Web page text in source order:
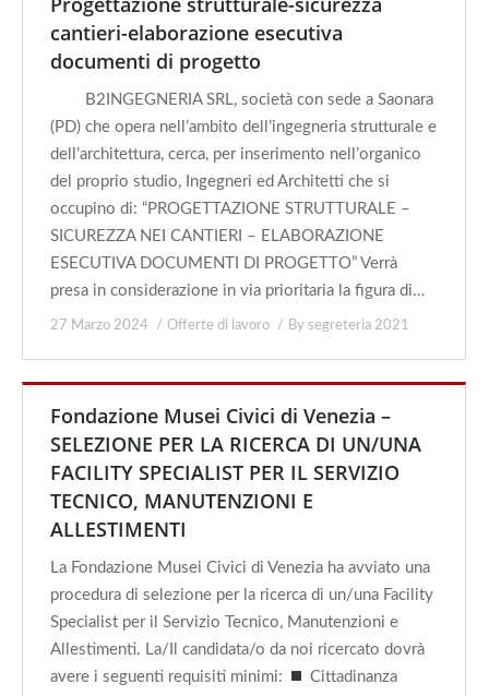
cantieri-elaborazione esecutiva
documenti di progetto
B2INGEGNERIA SRL, società con sede a Saonara
(PD) che opera nell’ambito dell’ingegneria strutturale e
dell’architettura, cerca, per inserimento nell’organico
del proprio studio, Ingegneri ed Architetti che si
occupino di: “PROGETTAZIONE STRUTTURALE –
SICUREZZA NEI CANTIERI – ELABORAZIONE
ESECUTIVA DOCUMENTI DI PROGETTO” Verrà
presa in considerazione in via prioritaria la figura di…
27 Marzo 2024 Offerte di lavoro By segreteria 2021
Fondazione Musei Civici di Venezia –
SELEZIONE PER LA RICERCA DI UN/UNA
FACILITY SPECIALIST PER IL SERVIZIO
TECNICO, MANUTENZIONI E
ALLESTIMENTI
La Fondazione Musei Civici di Venezia ha avviato una
procedura di selezione per la ricerca di un/una Facility
Specialist per il Servizio Tecnico, Manutenzioni e
Allestimenti. La/Il candidata/o da noi ricercato dovrà
avere i seguenti requisiti minimi:
Cittadinanza